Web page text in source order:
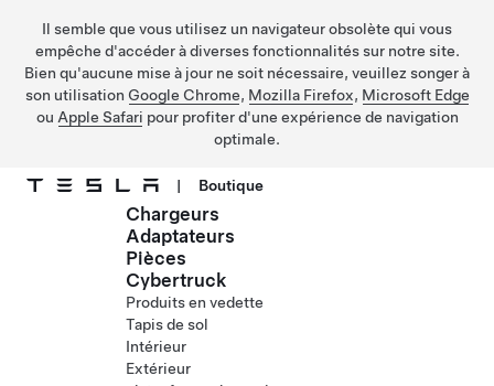
Il semble que vous utilisez un navigateur obsolète qui vous
empêche d'accéder à diverses fonctionnalités sur notre site.
Bien qu'aucune mise à jour ne soit nécessaire, veuillez songer à
son utilisation Google Chrome, Mozilla Firefox, Microsoft Edge
ou Apple Safari pour profiter d'une expérience de navigation
optimale.
Passez au contenu principal
| Boutique
Chargeurs
Adaptateurs
Pièces
Cybertruck
Produits en vedette
Tapis de sol
Intérieur
Extérieur